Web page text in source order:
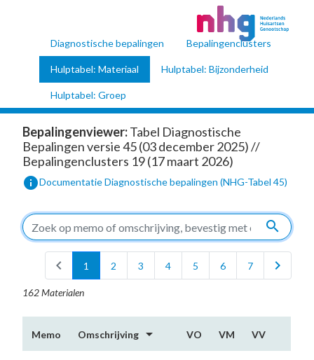
Diagnostische bepalingen Bepalingenclusters
Hulptabel: Materiaal Hulptabel: Bijzonderheid
Hulptabel: Groep
Bepalingenviewer:Tabel Diagnostische
Bepalingen versie 45 (03 december 2025) //
Bepalingenclusters 19 (17 maart 2026)
infoDocumentatie Diagnostische bepalingen (NHG-Tabel 45)
search
chevron_left 1 2 3 4 5 6 7 chevron_right
162 Materialen
Memo Omschrijving arrow_drop_down VO VM VV